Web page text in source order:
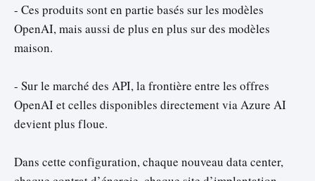
- Ces produits sont en partie basés sur les modèles
OpenAI, mais aussi de plus en plus sur des modèles
maison.
- Sur le marché des API, la frontière entre les offres
OpenAI et celles disponibles directement via Azure AI
devient plus floue.
Dans cette configuration, chaque nouveau data center,